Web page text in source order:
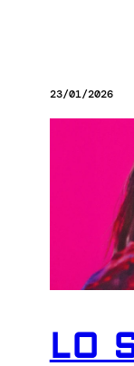
23/01/2026
LO